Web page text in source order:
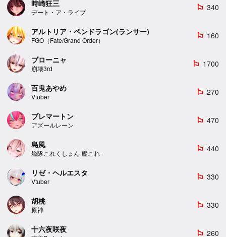
時崎狂三
デート・ア・ライブ
emoji_flags 340
アルトリア・ペンドラゴン(ランサー)
FGO（Fate/Grand Order）
emoji_flags 160
ブローニャ
崩壊3rd
emoji_flags 1700
百鬼あやめ
Vtuber
emoji_flags 270
ブレマートン
アズールレーン
emoji_flags 470
島風
艦隊これくしょん-艦これ-
emoji_flags 440
リゼ・ヘルエスタ
Vtuber
emoji_flags 330
胡桃
原神
emoji_flags 330
十六夜咲夜 emoji_flags 260